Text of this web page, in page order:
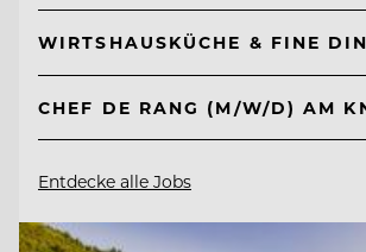
WIRTSHAUSKÜCHE & FINE
CHEF DE RANG (M/W/D) AM
Entdecke alle Jobs